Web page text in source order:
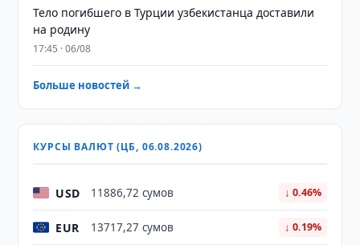
Тело погибшего в Турции узбекистанца доставили
на родину
17:45 · 06/08
Больше новостей →
КУРСЫ ВАЛЮТ (ЦБ, 06.08.2026)
USD 11886,72 сумов ↓ 0.46%
EUR 13717,27 сумов ↓ 0.19%